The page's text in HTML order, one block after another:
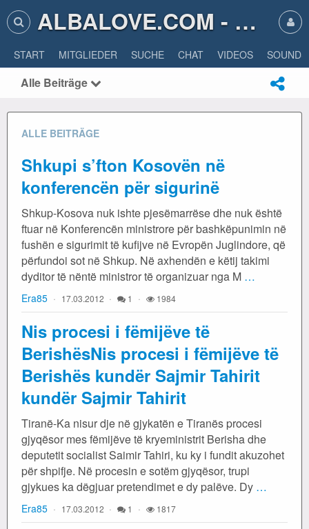
ALBALOVE.COM - ALBA LOVE
START MITGLIEDER SUCHE CHAT VIDEOS SOUNDS
Alle Beiträge
ALLE BEITRÄGE
Shkupi s’fton Kosovën në
konferencën për sigurinë
Shkup-Kosova nuk ishte pjesëmarrëse dhe nuk është
ftuar në Konferencën ministrore për bashkëpunimin në
fushën e sigurimit të kufijve në Evropën Juglindore, që
përfundoi sot në Shkup. Në axhendën e këtij takimi
dyditor të nëntë ministror të organizuar nga M …
Era85 17.03.2012 1 1984
Nis procesi i fëmijëve të
BerishësNis procesi i fëmijëve të
Berishës kundër Sajmir Tahirit
kundër Sajmir Tahirit
Tiranë-Ka nisur dje në gjykatën e Tiranës procesi
gjyqësor mes fëmijëve të kryeministrit Berisha dhe
deputetit socialist Saimir Tahiri, ku ky i fundit akuzohet
për shpifje. Në procesin e sotëm gjyqësor, trupi
gjykues ka dëgjuar pretendimet e dy palëve. Dy …
Era85 17.03.2012 1 1817